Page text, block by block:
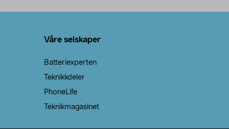
Våre selskaper
Batteriexperten
Teknikkdeler
PhoneLife
Teknikmagasinet